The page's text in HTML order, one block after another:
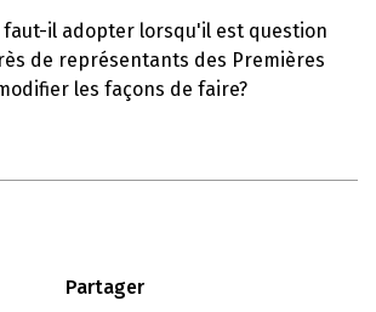
faut-il adopter lorsqu'il est question
de représentants des Premières
les façons de faire?
Partager